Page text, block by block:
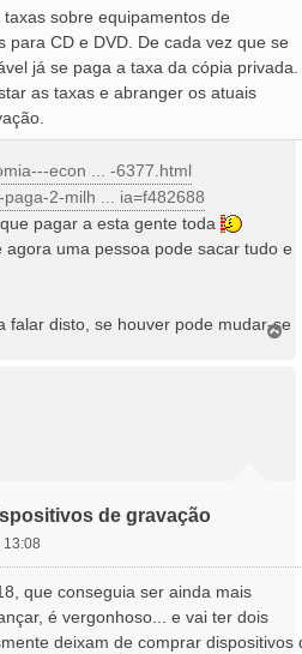
sobre equipamentos de
para CD e DVD. De cada vez que se
já se paga a taxa da cópia privada.
as taxas e abranger os atuais
econ ... -6377.html
2-milh ... ia=f482688
pagar a esta gente toda
uma pessoa pode sacar tudo e
falar disto, se houver pode mudar-seT
de gravação
13:08
que conseguia ser ainda mais
é vergonhoso... e vai ter dois
deixam de comprar dispositivos